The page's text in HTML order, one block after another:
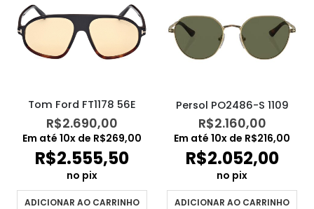
Tom Ford FT1178 56E
R$2.690,00
Em até 10x de R$269,00
R$2.555,50
no pix
ADICIONAR AO CARRINHO
Persol PO2486-S 1109
R$2.160,00
Em até 10x de R$216,00
R$2.052,00
no pix
ADICIONAR AO CARRINHO